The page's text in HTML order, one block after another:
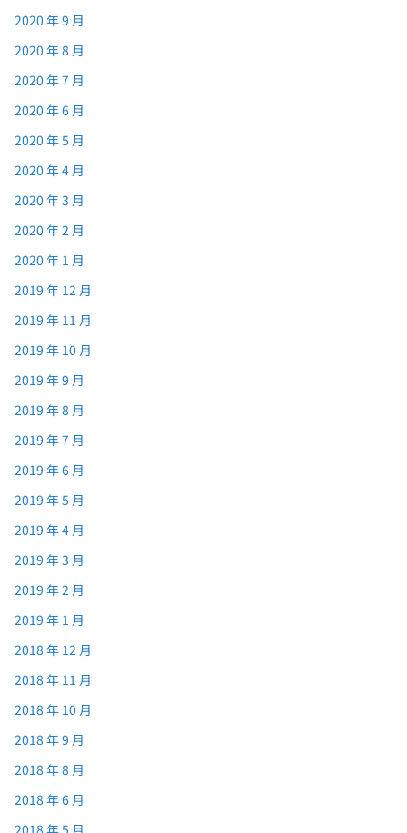
2020 年 9 月
2020 年 8 月
2020 年 7 月
2020 年 6 月
2020 年 5 月
2020 年 4 月
2020 年 3 月
2020 年 2 月
2020 年 1 月
2019 年 12 月
2019 年 11 月
2019 年 10 月
2019 年 9 月
2019 年 8 月
2019 年 7 月
2019 年 6 月
2019 年 5 月
2019 年 4 月
2019 年 3 月
2019 年 2 月
2019 年 1 月
2018 年 12 月
2018 年 11 月
2018 年 10 月
2018 年 9 月
2018 年 8 月
2018 年 6 月
2018 年 5 月